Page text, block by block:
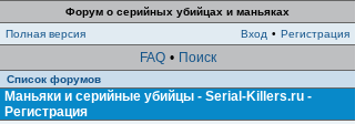
Форум о серийных убийцах и маньяках
Полная версия
Вход • Регистрация
FAQ • Поиск
Список форумов
Маньяки и серийные убийцы - Serial-Killers.ru -
Регистрация